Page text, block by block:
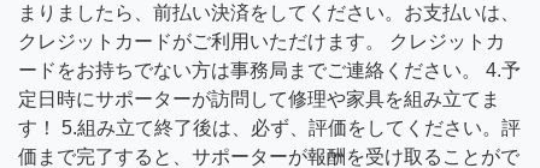
まりましたら、前払い決済をしてください。お支払いは、
クレジットカードがご利用いただけます。 クレジットカ
ードをお持ちでない方は事務局までご連絡ください。 4.予
定日時にサポーターが訪問して修理や家具を組み立てま
す！ 5.組み立て終了後は、必ず、評価をしてください。評
価まで完了すると、サポーターが報酬を受け取ることがで